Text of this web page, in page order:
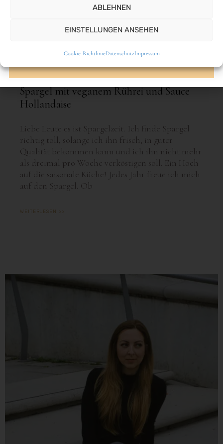
ABLEHNEN
EINSTELLUNGEN ANSEHEN
Cookie-RichtlinieDatenschutzImpressum
Spargel mit veganem Rührei und Sauce
Hollandaise
Liebe Leute es ist Spargelzeit. Ich finde Spargel
richtig toll, solange ich ihn frisch, in guter
Qualität bekommen kann und ich ihn nicht mehr
als dreimal pro Woche verköstigen soll. Ein Hoch
auf die saisonale Küche! Jedes Jahr freue ich mich
auf den Spargel. Ob
WEITERLESEN >>